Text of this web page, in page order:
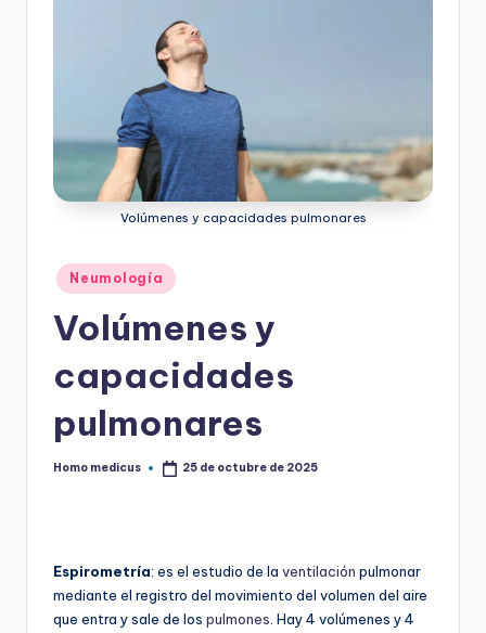
Volúmenes y capacidades pulmonares
Publicado
en
Neumología
Volúmenes y
capacidades
pulmonares
Publicado
Homo medicus 25 de octubre de 2025
Espirometría: es el estudio de la ventilación pulmonar
mediante el registro del movimiento del volumen del aire
que entra y sale de los pulmones . Hay 4 volúmenes y 4